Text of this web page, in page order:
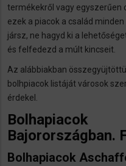
termékekről vagy egyszerűen
ezek a piacok a család
jársz, ne hagyd ki a
és felfedezd a múlt kincseit.
Az alábbiakban
bolhpiacok listáját városok
érdekel.
Bolhapiacok
Bajorországban.
Bolhapiacok